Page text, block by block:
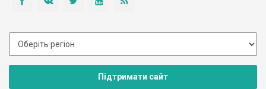
Підтримати сайт